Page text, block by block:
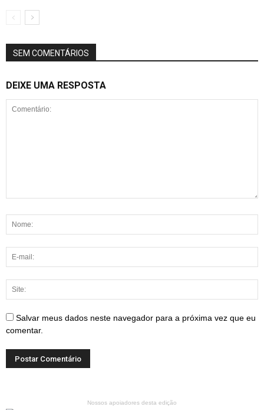
SEM COMENTÁRIOS
DEIXE UMA RESPOSTA
Salvar meus dados neste navegador para a próxima vez que eu
comentar.
Nossos apoiadores desta edição